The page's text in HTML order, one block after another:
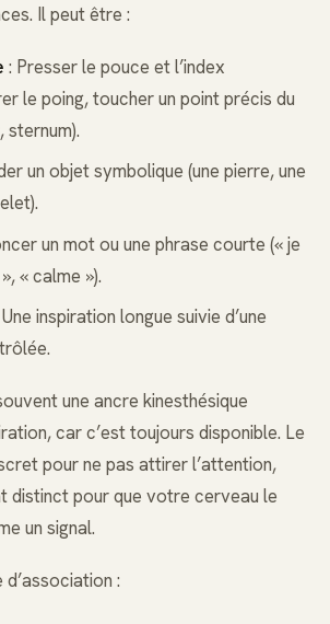
Il peut être :
: Presser le pouce et l’index
le poing, toucher un point précis du
sternum).
un objet symbolique (une pierre, une
un mot ou une phrase courte (« je
« calme »).
inspiration longue suivie d’une
une ancre kinesthésique
car c’est toujours disponible. Le
pour ne pas attirer l’attention,
distinct pour que votre cerveau le
un signal.
: